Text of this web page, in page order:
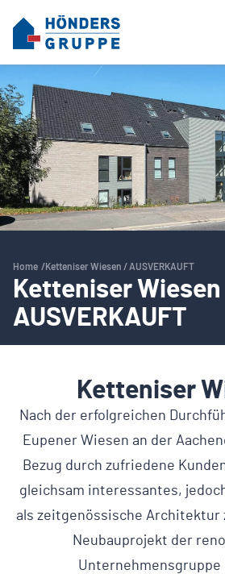
Home Ketteniser Wiesen / AUSVERKAUFT
Ketteniser
AUSVERKAUFT
Ketteniser
Nach der erfolgreichen
Eupener Wiesen an der
Bezug durch zufriedene
gleichsam interessantes,
als zeitgenössische Architektur
Neubauprojekt der
Unternehmensgruppe